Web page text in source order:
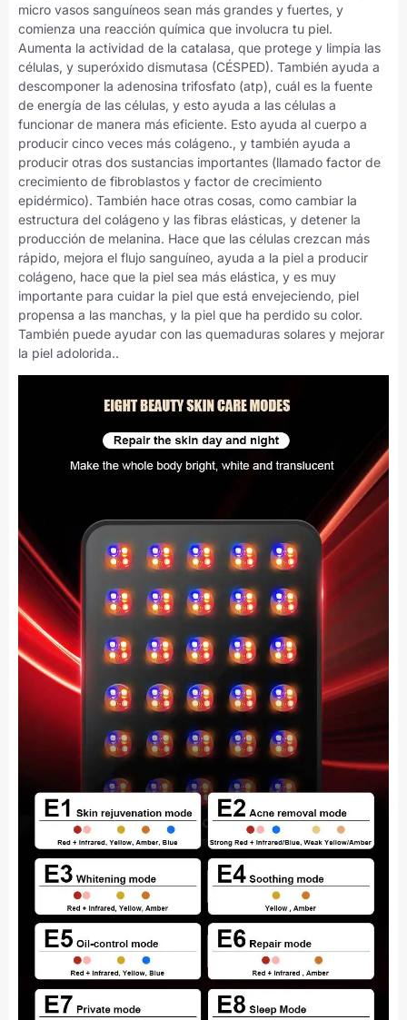
micro vasos sanguíneos sean más grandes y fuertes, y
comienza una reacción química que involucra tu piel.
Aumenta la actividad de la catalasa, que protege y limpia las
células, y superóxido dismutasa (CÉSPED). También ayuda a
descomponer la adenosina trifosfato (atp), cuál es la fuente
de energía de las células, y esto ayuda a las células a
funcionar de manera más eficiente. Esto ayuda al cuerpo a
producir cinco veces más colágeno., y también ayuda a
producir otras dos sustancias importantes (llamado factor de
crecimiento de fibroblastos y factor de crecimiento
epidérmico). También hace otras cosas, como cambiar la
estructura del colágeno y las fibras elásticas, y detener la
producción de melanina. Hace que las células crezcan más
rápido, mejora el flujo sanguíneo, ayuda a la piel a producir
colágeno, hace que la piel sea más elástica, y es muy
importante para cuidar la piel que está envejeciendo, piel
propensa a las manchas, y la piel que ha perdido su color.
También puede ayudar con las quemaduras solares y mejorar
la piel adolorida..